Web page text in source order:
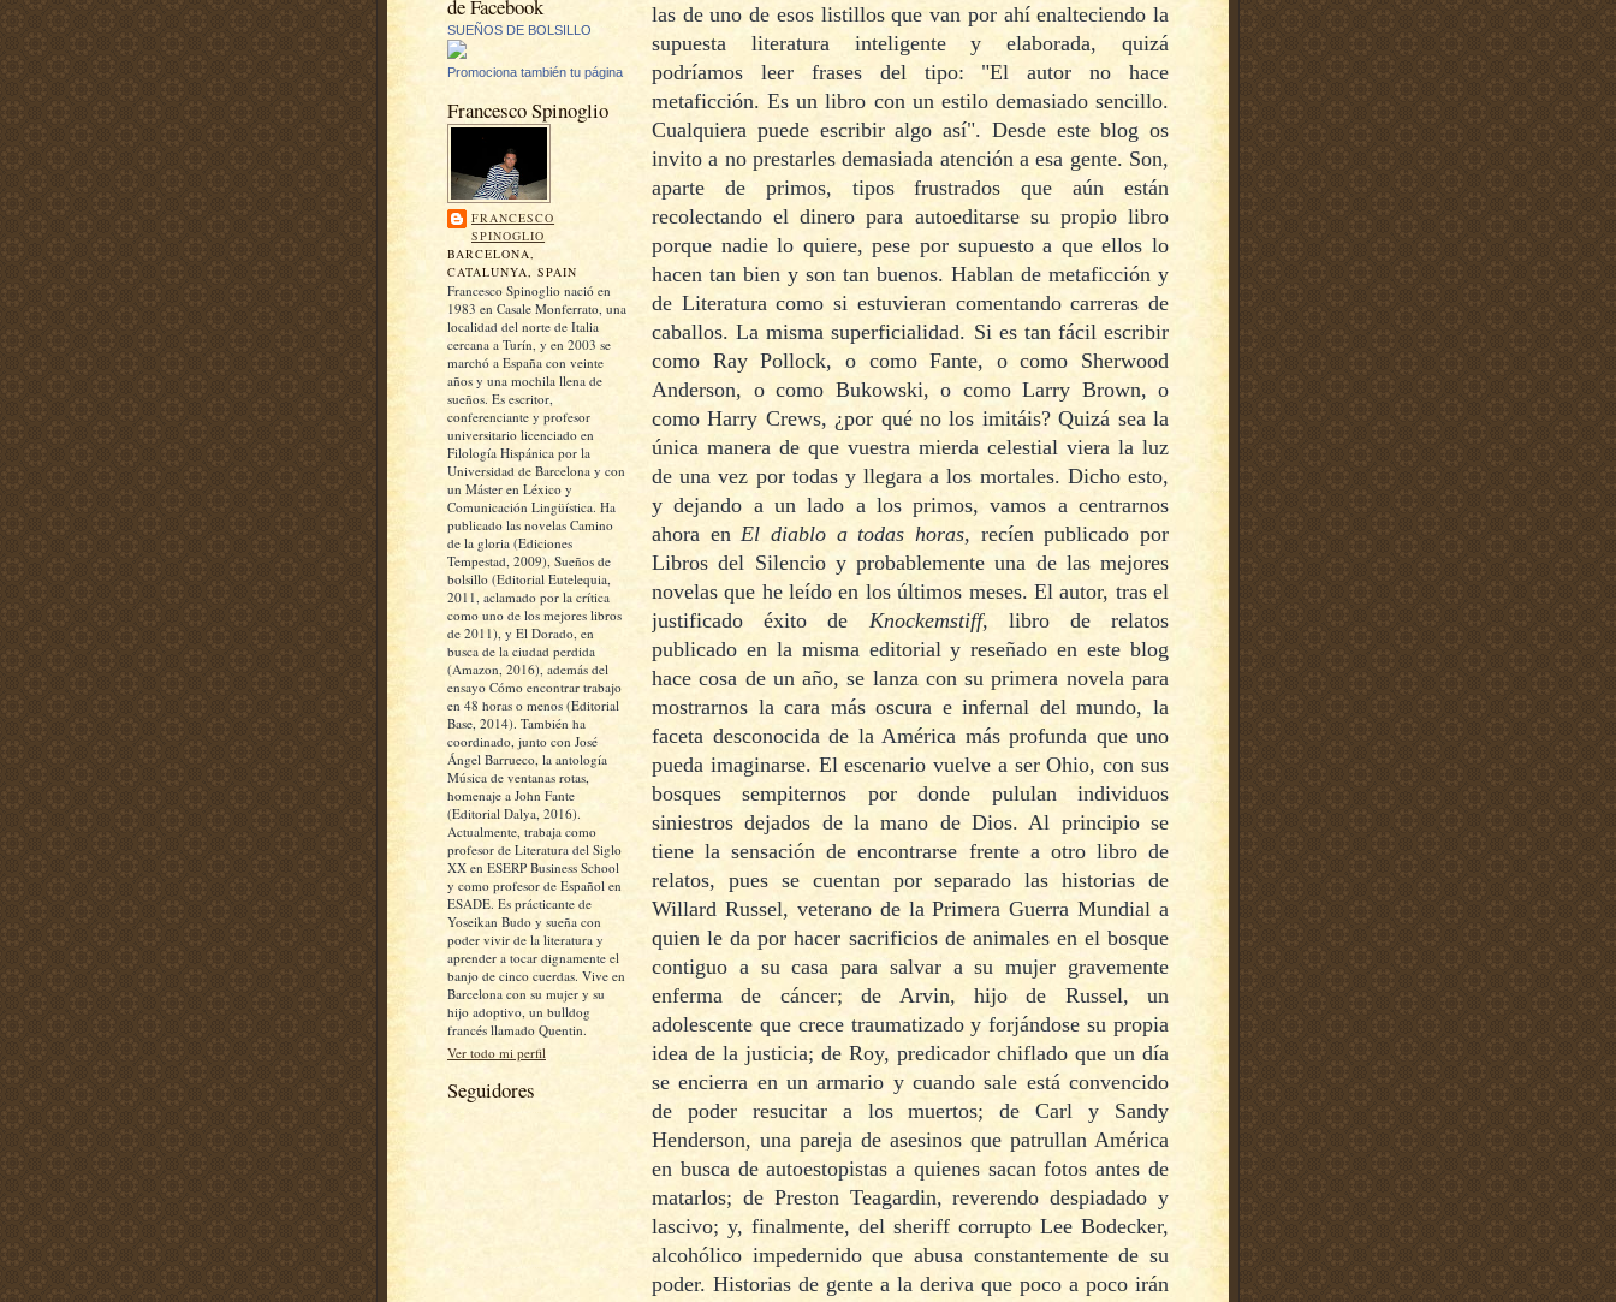
de Facebook
SUEÑOS DE BOLSILLO
Promociona también tu página
Francesco Spinoglio
FRANCESCO
SPINOGLIO
BARCELONA,
CATALUNYA, SPAIN
Francesco Spinoglio nació en
1983 en Casale Monferrato, una
localidad del norte de Italia
cercana a Turín, y en 2003 se
marchó a España con veinte
años y una mochila llena de
sueños. Es escritor,
conferenciante y profesor
universitario licenciado en
Filología Hispánica por la
Universidad de Barcelona y con
un Máster en Léxico y
Comunicación Lingüística. Ha
publicado las novelas Camino
de la gloria (Ediciones
Tempestad, 2009), Sueños de
bolsillo (Editorial Eutelequia,
2011, aclamado por la crítica
como uno de los mejores libros
de 2011), y El Dorado, en
busca de la ciudad perdida
(Amazon, 2016), además del
ensayo Cómo encontrar trabajo
en 48 horas o menos (Editorial
Base, 2014). También ha
coordinado, junto con José
Ángel Barrueco, la antología
Música de ventanas rotas,
homenaje a John Fante
(Editorial Dalya, 2016).
Actualmente, trabaja como
profesor de Literatura del Siglo
XX en ESERP Business School
y como profesor de Español en
ESADE. Es prácticante de
Yoseikan Budo y sueña con
poder vivir de la literatura y
aprender a tocar dignamente el
banjo de cinco cuerdas. Vive en
Barcelona con su mujer y su
hijo adoptivo, un bulldog
francés llamado Quentin.
Ver todo mi perfil
Seguidores
las de uno de esos listillos que van por ahí enalteciendo la
supuesta literatura inteligente y elaborada, quizá
podríamos leer frases del tipo: "El autor no hace
metaficción. Es un libro con un estilo demasiado sencillo.
Cualquiera puede escribir algo así". Desde este blog os
invito a no prestarles demasiada atención a esa gente. Son,
aparte de primos, tipos frustrados que aún están
recolectando el dinero para autoeditarse su propio libro
porque nadie lo quiere, pese por supuesto a que ellos lo
hacen tan bien y son tan buenos. Hablan de metaficción y
de Literatura como si estuvieran comentando carreras de
caballos. La misma superficialidad. Si es tan fácil escribir
como Ray Pollock, o como Fante, o como Sherwood
Anderson, o como Bukowski, o como Larry Brown, o
como Harry Crews, ¿por qué no los imitáis? Quizá sea la
única manera de que vuestra mierda celestial viera la luz
de una vez por todas y llegara a los mortales. Dicho esto,
y dejando a un lado a los primos, vamos a centrarnos
ahora enEl diablo a todas horas, recíen publicado por
Libros del Silencio y probablemente una de las mejores
novelas que he leído en los últimos meses. El autor, tras el
justificado éxito deKnockemstiff, libro de relatos
publicado en la misma editorial y reseñado en este blog
hace cosa de un año, se lanza con su primera novela para
mostrarnos la cara más oscura e infernal del mundo, la
faceta desconocida de la América más profunda que uno
pueda imaginarse. El escenario vuelve a ser Ohio, con sus
bosques sempiternos por donde pululan individuos
siniestros dejados de la mano de Dios. Al principio se
tiene la sensación de encontrarse frente a otro libro de
relatos, pues se cuentan por separado las historias de
Willard Russel, veterano de la Primera Guerra Mundial a
quien le da por hacer sacrificios de animales en el bosque
contiguo a su casa para salvar a su mujer gravemente
enferma de cáncer; de Arvin, hijo de Russel, un
adolescente que crece traumatizado y forjándose su propia
idea de la justicia; de Roy, predicador chiflado que un día
se encierra en un armario y cuando sale está convencido
de poder resucitar a los muertos; de Carl y Sandy
Henderson, una pareja de asesinos que patrullan América
en busca de autoestopistas a quienes sacan fotos antes de
matarlos; de Preston Teagardin, reverendo despiadado y
lascivo; y, finalmente, del sheriff corrupto Lee Bodecker,
alcohólico impedernido que abusa constantemente de su
poder. Historias de gente a la deriva que poco a poco irán